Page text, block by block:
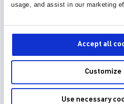
usage, and assist in our marketing
Accept all
Customize
Use necessary
封装库
3D 模
EDA model is not yet
Please enter your email
you when it is